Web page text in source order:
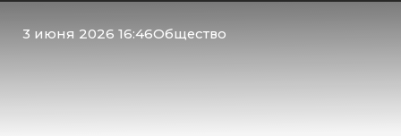
3 июня 2026 16:46Общество